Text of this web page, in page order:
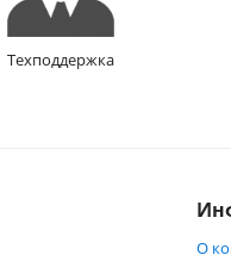
Техподдержка
О